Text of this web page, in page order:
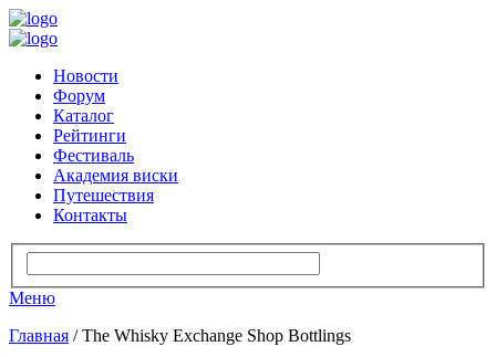
Новости
Форум
Каталог
Рейтинги
Фестиваль
Академия виски
Путешествия
Контакты
Меню
Главная / The Whisky Exchange Shop Bottlings